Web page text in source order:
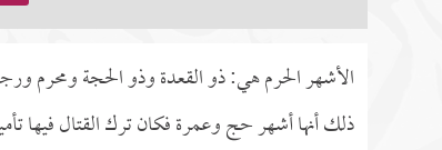
الأشهر الحرم هي: ذو القعدة وذو الحجة ومحرم
ذلك أنها أشهر حج وعمرة فكان ترك القتال فيها